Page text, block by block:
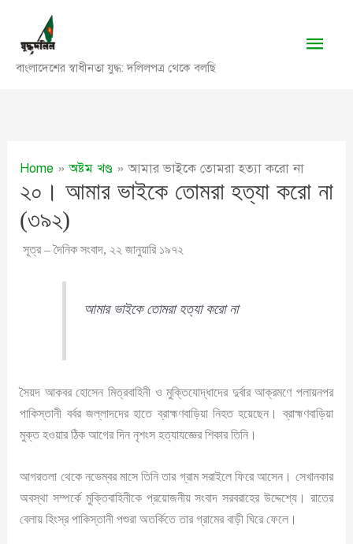
content
বাংলাদেশের স্বাধীনতা যুদ্ধ: দলিলপত্র থেকে বলছি
Main
Home অষ্টম খণ্ড আমার ভাইকে তোমরা হত্যা করো না
২০। আমার ভাইকে তোমরা হত্যা করো না
(৩৯২)
সূত্র – দৈনিক সংবাদ, ২২ জানুয়ারি ১৯৭২
আমার ভাইকে তোমরা হত্যা করো না
সৈয়দ আকবর হোসেন মিত্রবাহিনী ও মুক্তিযোদ্ধাদের দুর্বার আক্রমণে পলায়নপর
পাকিস্তানী বর্বর জল্লাদদের হাতে ব্রাহ্মণবাড়িয়া নিহত হয়েছেন। ব্রাহ্মণবাড়িয়া
মুক্ত হওয়ার ঠিক আগের দিন নৃশংস হত্যাযজ্ঞের শিকার তিনি।
আগরতলা থেকে নভেম্বর মাসে তিনি তার গ্রাম সরাইলে ফিরে আসেন। সেখানকার
অবস্থা সম্পর্কে মুক্তিবাহিনীকে প্রয়োজনীয় সংবাদ সরবরাহের উদ্দেশ্যে। রাতের
বেলায় হিংস্র পাকিস্তানী পশুরা অতর্কিতে তার গ্রামের বাড়ী ঘিরে ফেলে।